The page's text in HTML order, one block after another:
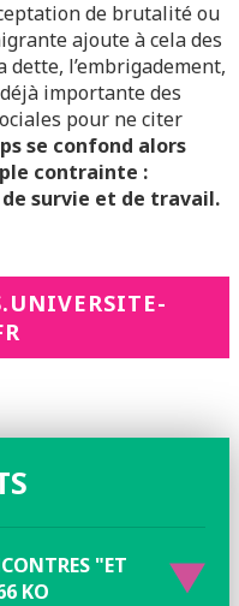
de brutalité ou
ajoute à cela des
dette, l’embrigadement,
importante des
pour ne citer
se confond alors
contrainte :
survie et de travail.
"ET
KO